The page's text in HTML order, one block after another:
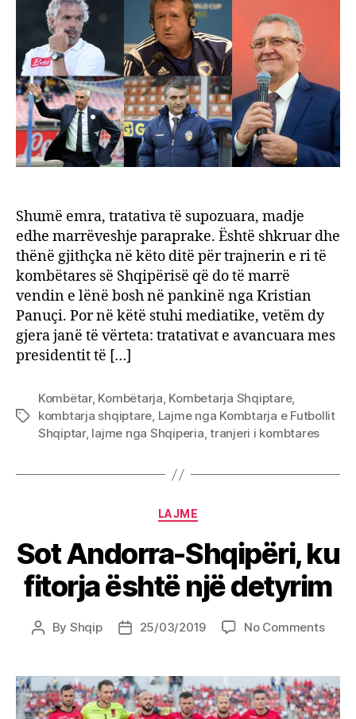
e
Shumë emra, tratativa të supozuara, madje
edhe marrëveshje paraprake. Është shkruar dhe
thënë gjithçka në këto ditë për trajnerin e ri të
kombëtares së Shqipërisë që do të marrë
vendin e lënë bosh në pankinë nga Kristian
Panuçi. Por në këtë stuhi mediatike, vetëm dy
gjera janë të vërteta: tratativat e avancuara mes
presidentit të […]
Tags
Kombëtar, Kombëtarja, Kombetarja Shqiptare,
kombtarja shqiptare, Lajme nga Kombtarja e Futbollit
Shqiptar, lajme nga Shqiperia,tranjeri i kombtares
Categories
LAJME
Sot Andorra-Shqipëri, ku
fitorja është një detyrim
Post
By Shqip
Post25/03/2019 No Commentson
ku